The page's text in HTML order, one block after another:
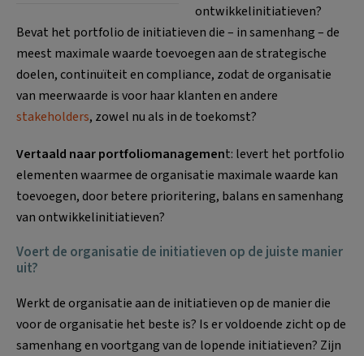
ontwikkelinitiatieven?
Bevat het portfolio de initiatieven die – in samenhang – de
meest maximale waarde toevoegen aan de strategische
doelen, continuïteit en compliance, zodat de organisatie
van meerwaarde is voor haar klanten en andere
stakeholders, zowel nu als in de toekomst?
Vertaald naar portfoliomanagement: levert het portfolio
elementen waarmee de organisatie maximale waarde kan
toevoegen, door betere prioritering, balans en samenhang
van ontwikkelinitiatieven?
Voert de organisatie de initiatieven op de juiste manier
uit?
Werkt de organisatie aan de initiatieven op de manier die
voor de organisatie het beste is? Is er voldoende zicht op de
samenhang en voortgang van de lopende initiatieven? Zijn